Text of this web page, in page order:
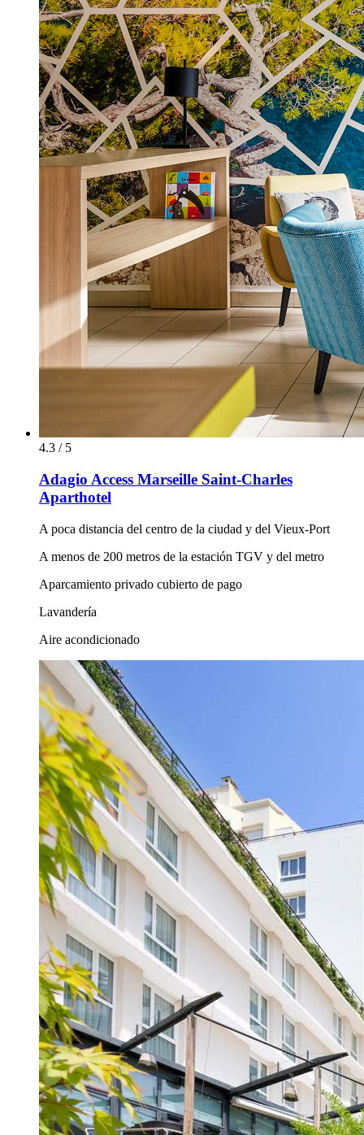
4.3 / 5
Adagio Access Marseille Saint-Charles
Aparthotel
A poca distancia del centro de la ciudad y del Vieux-Port
A menos de 200 metros de la estación TGV y del metro
Aparcamiento privado cubierto de pago
Lavandería
Aire acondicionado